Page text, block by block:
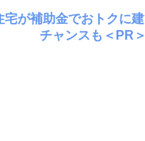
が補助金でおトクに
チャンスも＜PR＞